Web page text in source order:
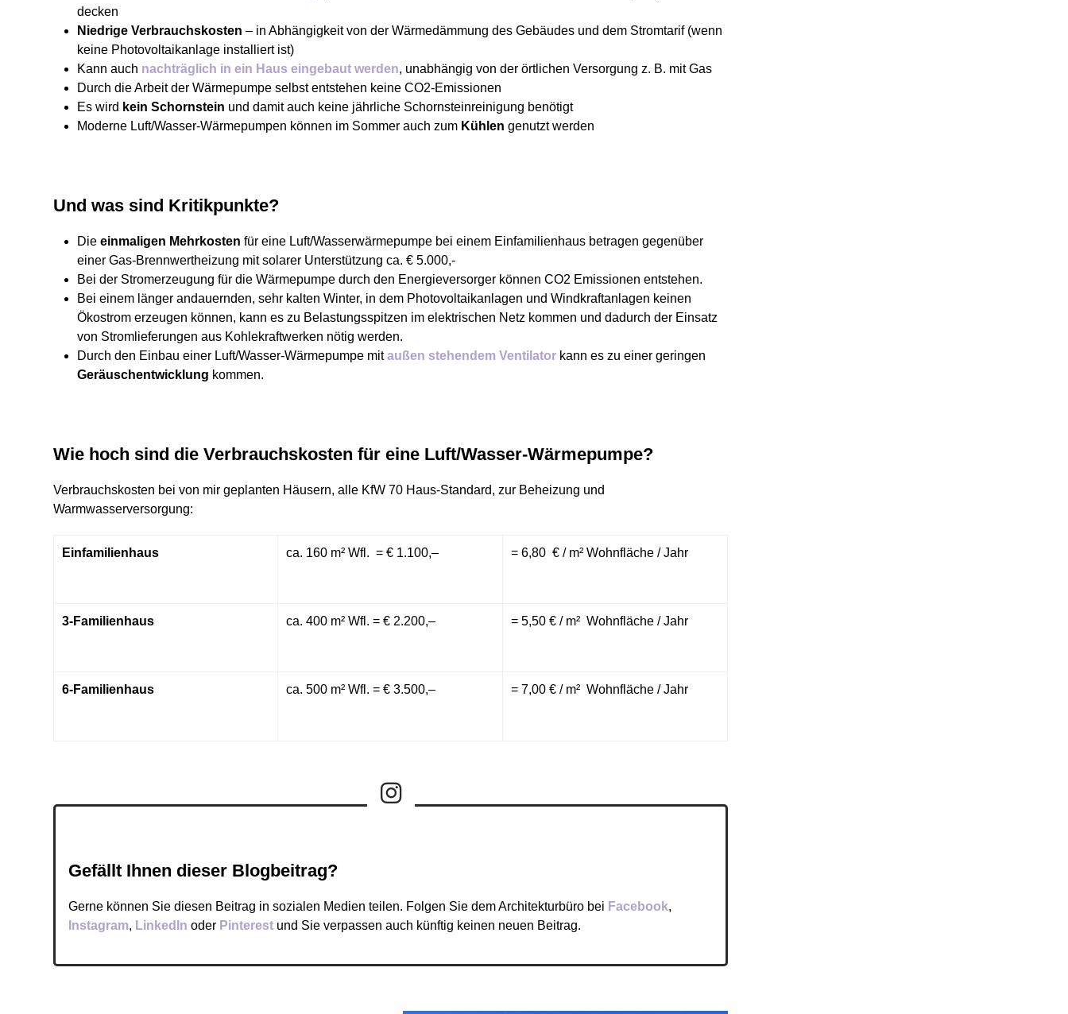
decken
Niedrige Verbrauchskosten – in Abhängigkeit von der Wärmedämmung des Gebäudes und dem Stromtarif (wenn
keine Photovoltaikanlage installiert ist)
Kann auch nachträglich in ein Haus eingebaut werden, unabhängig von der örtlichen Versorgung z. B. mit Gas
Durch die Arbeit der Wärmepumpe selbst entstehen keine CO2-Emissionen
Es wird kein Schornstein und damit auch keine jährliche Schornsteinreinigung benötigt
Moderne Luft/Wasser-Wärmepumpen können im Sommer auch zum Kühlen genutzt werden
Und was sind Kritikpunkte?
Dieeinmaligen Mehrkosten für eine Luft/Wasserwärmepumpe bei einem Einfamilienhaus betragen gegenüber
einer Gas-Brennwertheizung mit solarer Unterstützung ca. € 5.000,-
Bei der Stromerzeugung für die Wärmepumpe durch den Energieversorger können CO2 Emissionen entstehen.
Bei einem länger andauernden, sehr kalten Winter, in dem Photovoltaikanlagen und Windkraftanlagen keinen
Ökostrom erzeugen können, kann es zu Belastungsspitzen im elektrischen Netz kommen und dadurch der Einsatz
von Stromlieferungen aus Kohlekraftwerken nötig werden.
Durch den Einbau einer Luft/Wasser-Wärmepumpe mitaußen stehendem Ventilator kann es zu einer geringen
Geräuschentwicklung kommen.
Wie hoch sind die Verbrauchskosten für eine Luft/Wasser-Wärmepumpe?
Verbrauchskosten bei von mir geplanten Häusern, alle KfW 70 Haus-Standard, zur Beheizung und
Warmwasserversorgung:
Einfamilienhaus ca. 160 m² Wfl. = € 1.100,– = 6,80 € / m² Wohnfläche / Jahr
3-Familienhaus ca. 400 m² Wfl. = € 2.200,– = 5,50 € / m² Wohnfläche / Jahr
6-Familienhaus ca. 500 m² Wfl. = € 3.500,– = 7,00 € / m² Wohnfläche / Jahr
Gefällt Ihnen dieser Blogbeitrag?
Gerne können Sie diesen Beitrag in sozialen Medien teilen. Folgen Sie dem Architekturbüro bei Facebook,
Instagram, LinkedIn oder Pinterest und Sie verpassen auch künftig keinen neuen Beitrag.